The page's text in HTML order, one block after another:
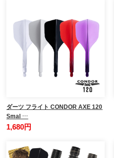
ダーツ フライト CONDOR AXE 120
Smal …
1,680円